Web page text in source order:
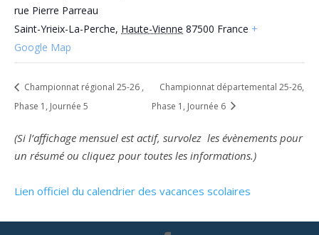
rue Pierre Parreau
Saint-Yrieix-La-Perche, Haute-Vienne 87500 France +
Google Map
Championnat régional 25-26 ,
Phase 1, Journée 5
Championnat départemental 25-26,
Phase 1, Journée 6
(Si l’affichage mensuel est actif, survolez les évènements pour
un résumé ou cliquez pour toutes les informations.)
Lien officiel du calendrier des vacances scolaires